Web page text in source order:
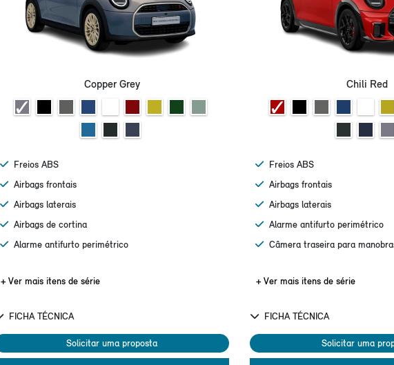
Copper Grey
Freios ABS
Airbags frontais
Airbags laterais
Airbags de cortina
Alarme antifurto perimétrico
+ Ver mais itens de série
FICHA TÉCNICA
Solicitar uma proposta
Chili Red
Freios ABS
Airbags frontais
Airbags laterais
Alarme antifurto perimétrico
Câmera traseira para
+ Ver mais itens de série
FICHA TÉCNICA
Solicitar uma